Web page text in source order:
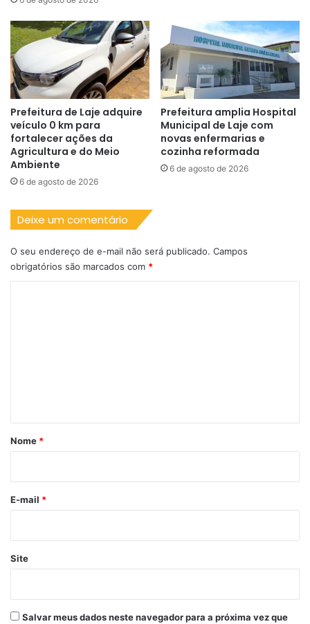
Prefeitura de Laje adquire
veículo 0 km para
fortalecer ações da
Agricultura e do Meio
Ambiente
6 de agosto de 2026
Prefeitura amplia Hospital
Municipal de Laje com
novas enfermarias e
cozinha reformada
6 de agosto de 2026
Deixe um comentário
O seu endereço de e-mail não será publicado. Campos
obrigatórios são marcados com *
r
*
Nome *
E-mail *
Site
Salvar meus dados neste navegador para a próxima vez que